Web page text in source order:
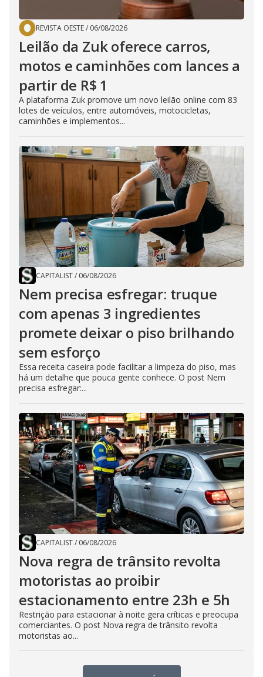
REVISTA OESTE/ 06/08/2026
Leilão da Zuk oferece carros,
motos e caminhões com lances a
partir de R$ 1
A plataforma Zuk promove um novo leilão online com 83
lotes de veículos, entre automóveis, motocicletas,
caminhões e implementos...
CAPITALIST/ 06/08/2026
Nem precisa esfregar: truque
com apenas 3 ingredientes
promete deixar o piso brilhando
sem esforço
Essa receita caseira pode facilitar a limpeza do piso, mas
há um detalhe que pouca gente conhece. O post Nem
precisa esfregar:...
CAPITALIST/ 06/08/2026
Nova regra de trânsito revolta
motoristas ao proibir
estacionamento entre 23h e 5h
Restrição para estacionar à noite gera críticas e preocupa
comerciantes. O post Nova regra de trânsito revolta
motoristas ao...